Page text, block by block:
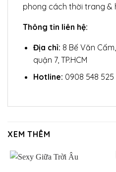
phong cách thời trang &
Thông tin liên hệ:
Địa chỉ: 8 Bế Văn
quận 7, TP.HCM
Hotline: 0908 548 525
XEM THÊM